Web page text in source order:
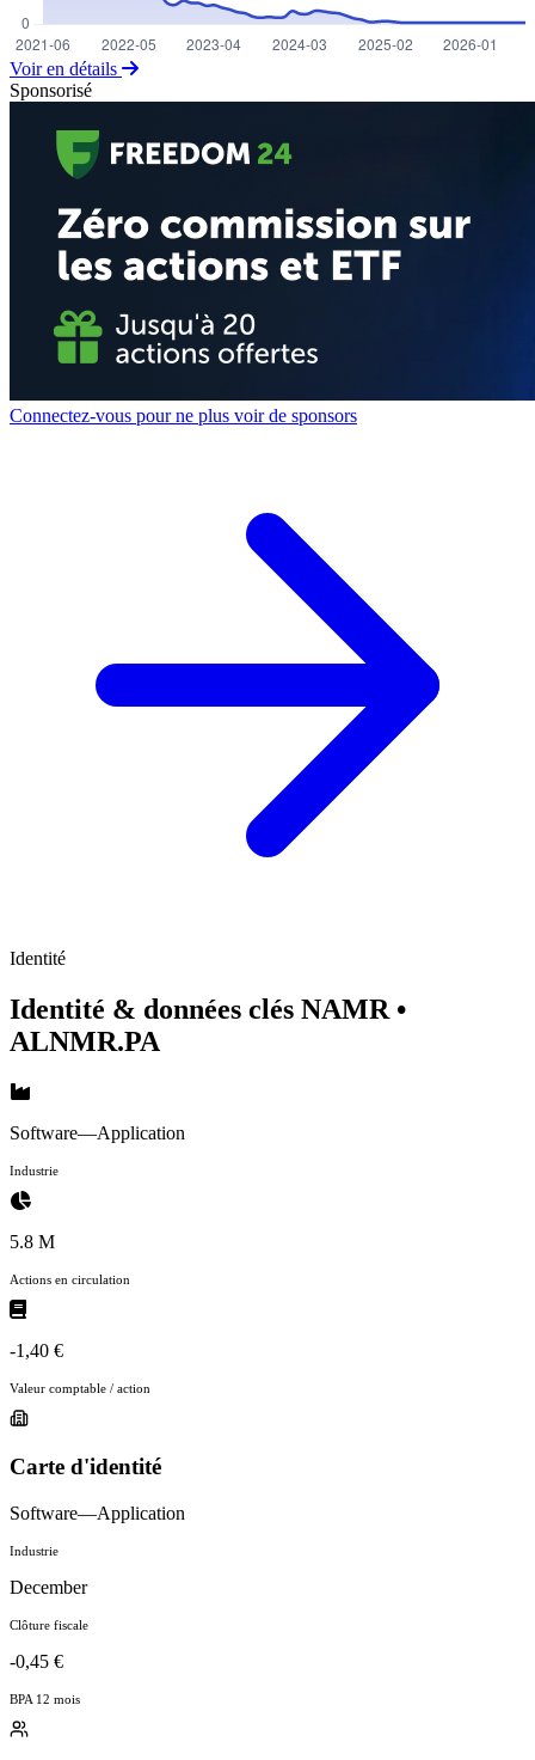
Voir en détails
Sponsorisé
Connectez-vous pour ne plus voir de sponsors
Identité
Identité & données clés NAMR •
ALNMR.PA
Software—Application
Industrie
5.8 M
Actions en circulation
-1,40 €
Valeur comptable / action
Carte d'identité
Software—Application
Industrie
December
Clôture fiscale
-0,45 €
BPA 12 mois